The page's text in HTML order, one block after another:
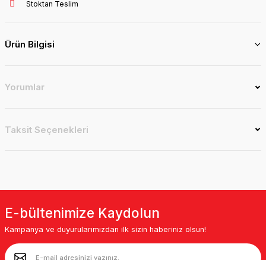
Stoktan Teslim
Ürün Bilgisi
Yorumlar
Taksit Seçenekleri
E-bültenimize Kaydolun
Kampanya ve duyurularımızdan ilk sizin haberiniz olsun!